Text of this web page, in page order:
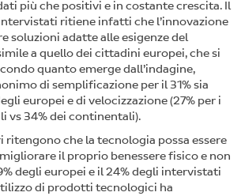
più che positivi e in costante crescita. Il
ritiene infatti che l’innovazione
soluzioni adatte alle esigenze del
a quello dei cittadini europei, che si
quanto emerge dall’indagine,
di semplificazione per il 31% sia
europei e di velocizzazione (27% per i
vs 34% dei continentali).
che la tecnologia possa essere
il proprio benessere fisico e non
degli europei e il 24% degli intervistati
di prodotti tecnologici ha